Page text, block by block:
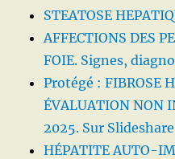
STEATOSE
AFFECTIONS DES
FOIE. Signes,
Protégé : FIBROSE
ÉVALUATION NON
2025. Sur Slideshare
HÉPATITE AUTO-